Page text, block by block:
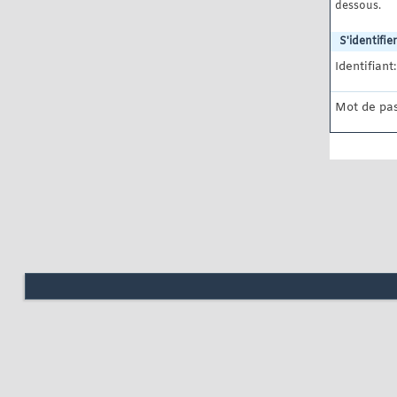
dessous.
S'identifier
Identifiant:
Mot de